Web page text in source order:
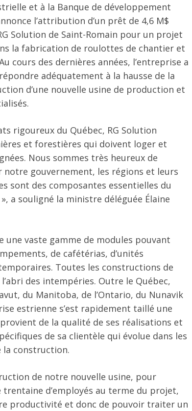
et à la Banque de développement
l’attribution d’un prêt de 4,6 M$
Solution de Saint-Romain pour un projet
la fabrication de roulottes de chantier et
cours des dernières années, l’entreprise a
adéquatement à la hausse de la
d’une nouvelle usine de production et
rigoureux du Québec, RG Solution
et forestières qui doivent loger et
Nous sommes très heureux de
notre gouvernement, les régions et leurs
sont des composantes essentielles du
a souligné la ministre déléguée Élaine
une vaste gamme de modules pouvant
de cafétérias, d’unités
Toutes les constructions de
des intempéries. Outre le Québec,
du Manitoba, de l’Ontario, du Nunavik
estrienne s’est rapidement taillé une
de la qualité de ses réalisations et
de sa clientèle qui évolue dans les
la construction.
de notre nouvelle usine, pour
d’employés au terme du projet,
productivité et donc de pouvoir traiter un